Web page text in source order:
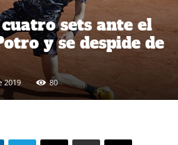
sets ante el
y se despide de
2019 80